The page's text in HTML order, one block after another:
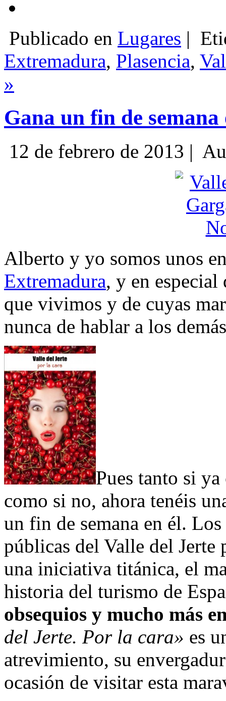
Publicado en Lugares |
Extremadura, Plasencia,
»
Gana un fin de
12 de febrero de 2013 |
Alberto y yo somos unos
Extremadura, y en
que vivimos y de cuyas
nunca de hablar a los
Pues tanto si
como si no, ahora tenéis
un fin de semana en él.
públicas del Valle del Jerte
una iniciativa titánica, el
historia del turismo de
obsequios y mucho más
del Jerte. Por la cara» es
atrevimiento, su
ocasión de visitar esta